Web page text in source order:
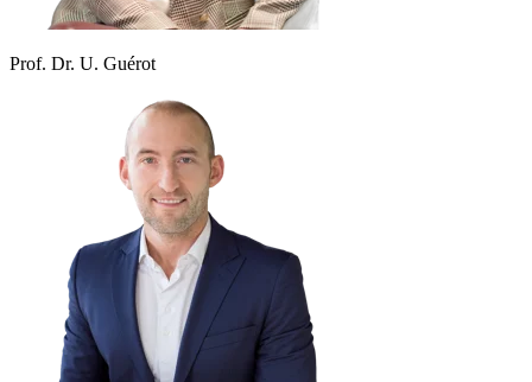
Prof. Dr. U. Guérot